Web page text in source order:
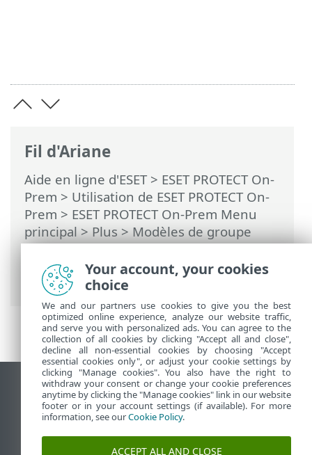
Fil d'Ariane
Aide en ligne d'ESET> ESET PROTECT On-
Prem > Utilisation de ESET PROTECT On-
Prem > ESET PROTECT On-Prem Menu
principal>Plus>Modèles de groupe
dynamique>Règles pour un modèle de
groupe dynamique> Règles et
connecteurs logiques
Afficher le site pour ordinateur de bureau
End of Life
Base de connaissances ESET
Forum ESET
Your account, your cookies
choice
We and our partners use cookies to give you the best
optimized online experience, analyze our website traffic,
and serve you with personalized ads. You can agree to the
collection of all cookies by clicking "Accept all and close",
decline all non-essential cookies by choosing "Accept
essential cookies only", or adjust your cookie settings by
clicking "Manage cookies". You also have the right to
withdraw your consent or change your cookie preferences
anytime by clicking the "Manage cookies" link in our website
footer or in your account settings (if available). For more
information, see ourCookie Policy.
ACCEPT ALL AND CLOSE